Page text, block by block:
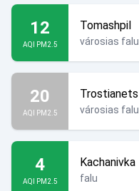
12
AQI PM2.5
Tomashpil
városias falu
20
AQI PM2.5
Trostianets
városias falu
4
AQI PM2.5
Kachanivka
falu